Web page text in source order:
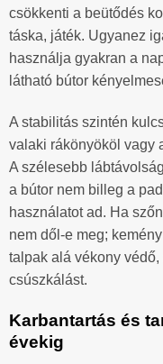
csökkenti a beütődés
táska, játék. Ugyanez
használja gyakran a
látható bútor
A stabilitás szintén
valaki rákönyököl vagy
A szélesebb
a bútor nem billeg a
használatot ad. Ha
nem dől-e meg;
talpak alá vékony
csúszkálást.
Karbantartás és
évekig